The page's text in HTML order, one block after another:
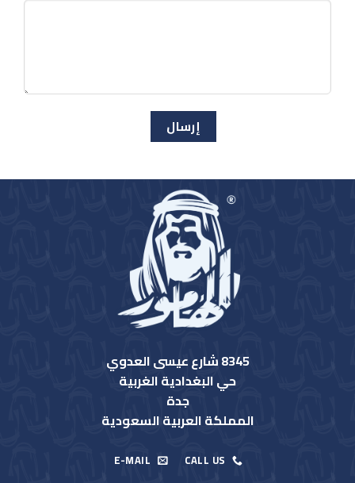
8345 شارع عيسى العدوي
حي البغدادية الغربية
جدة
المملكة العربية السعودية
CALL US
E-MAIL